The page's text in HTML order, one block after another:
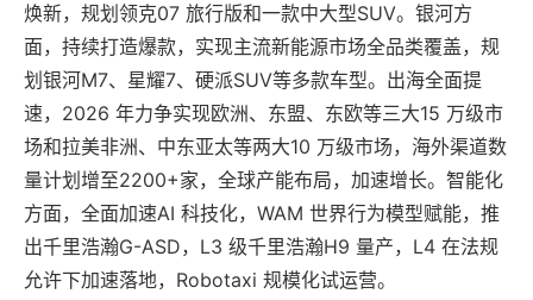
焕新，规划领克07 旅行版和一款中大型SUV。银河方
面，持续打造爆款，实现主流新能源市场全品类覆盖，规
划银河M7、星耀7、硬派SUV等多款车型。出海全面提
速，2026 年力争实现欧洲、东盟、东欧等三大15 万级市
场和拉美非洲、中东亚太等两大10 万级市场，海外渠道数
量计划增至2200+家，全球产能布局，加速增长。智能化
方面，全面加速AI 科技化，WAM 世界行为模型赋能，推
出千里浩瀚G-ASD，L3 级千里浩瀚H9 量产，L4 在法规
允许下加速落地，Robotaxi 规模化试运营。